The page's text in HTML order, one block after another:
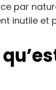
par
inutile et